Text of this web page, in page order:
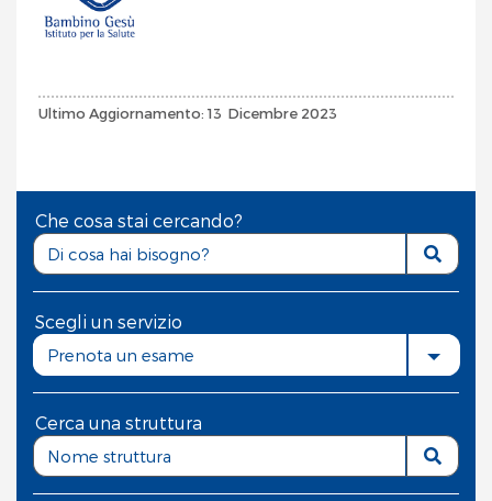
Ultimo Aggiornamento: 13 Dicembre 2023
Che cosa stai cercando?
Scegli un servizio
Prenota un esame
Cerca una struttura